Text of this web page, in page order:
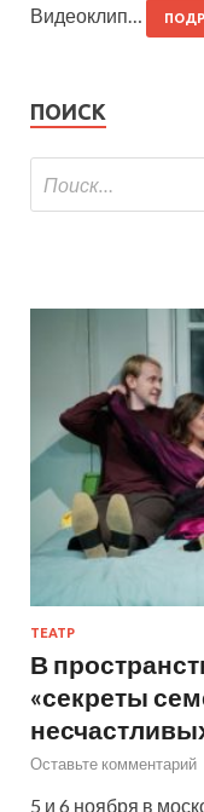
Видеоклип…
ПОИСК
ТЕАТР
В
«секреты
Оставьте комментарий
5 и 6 ноября в